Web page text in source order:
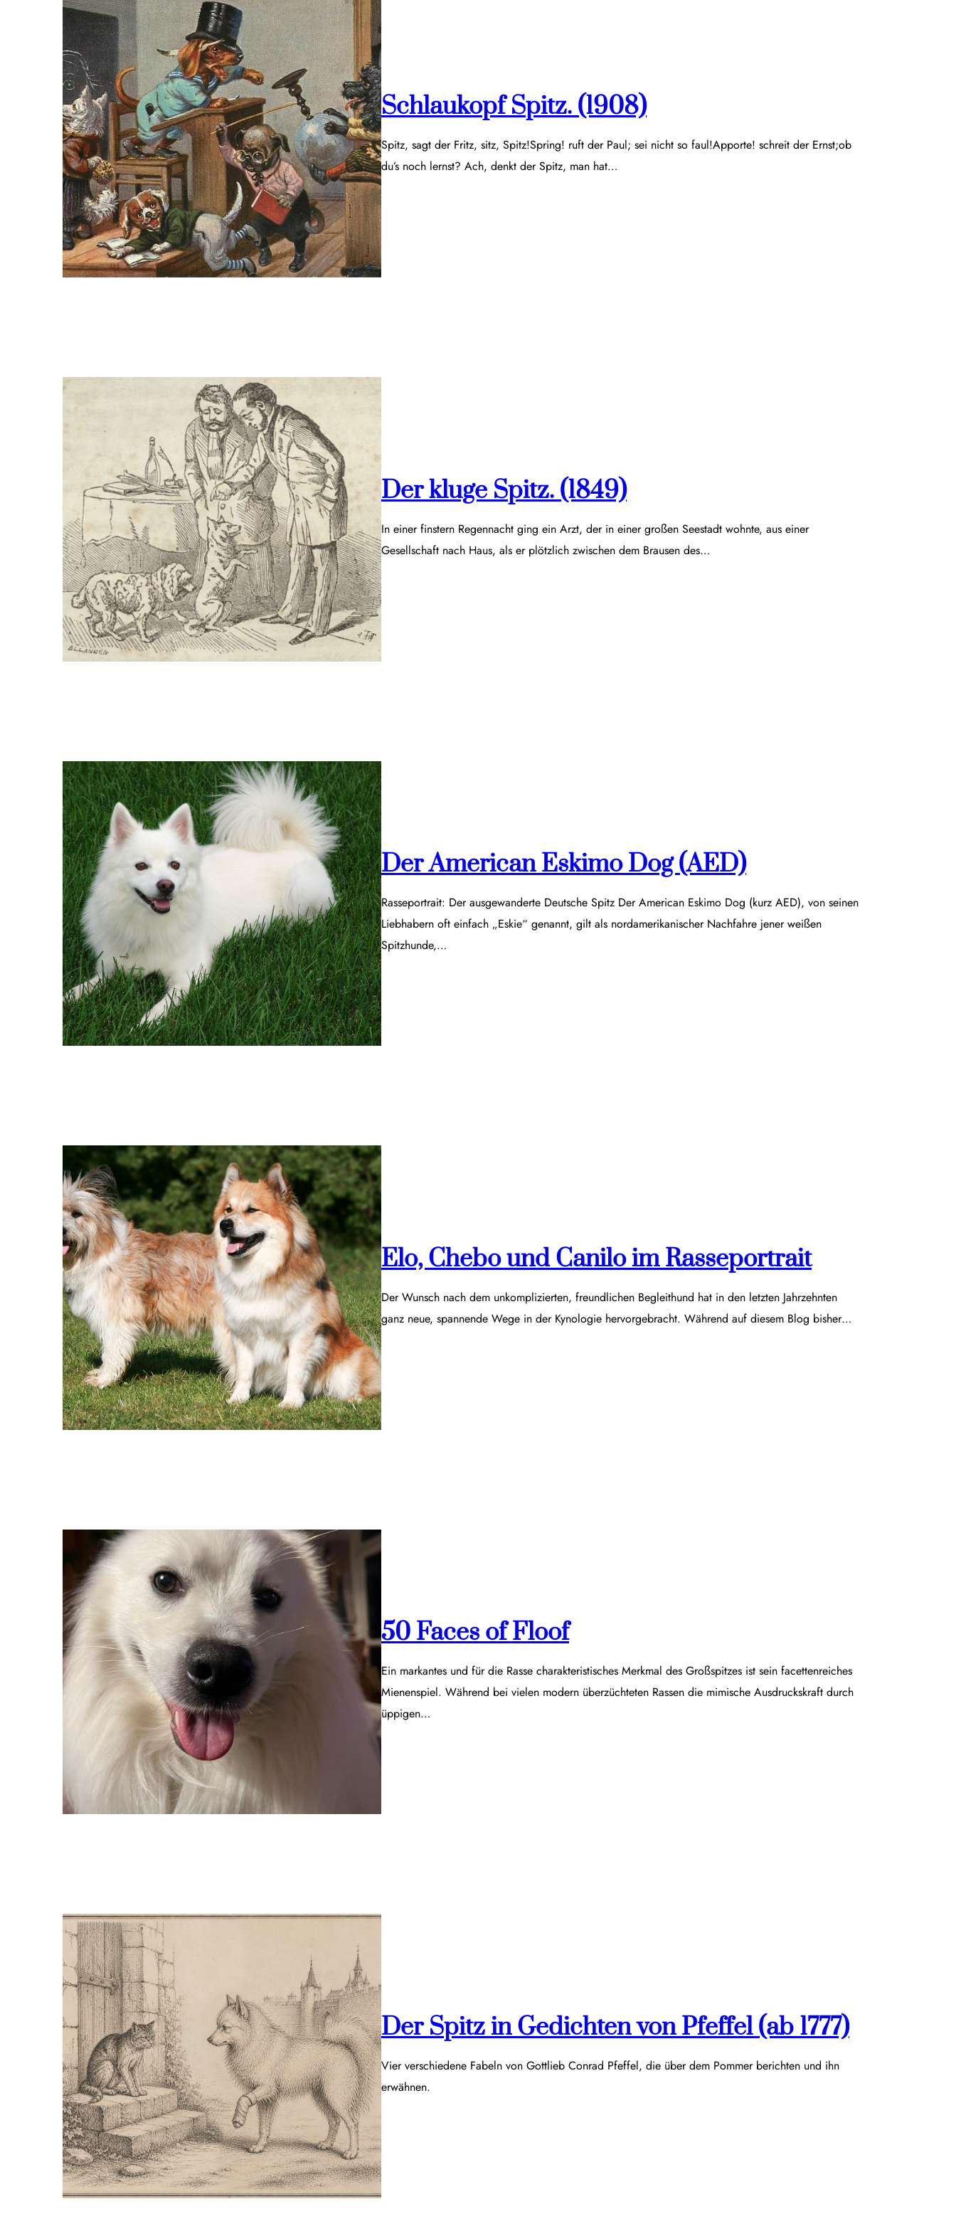
Schlaukopf Spitz. (1908)
Spitz, sagt der Fritz, sitz, Spitz!Spring! ruft der Paul; sei nicht so faul!Apporte! schreit der Ernst;ob
du’s noch lernst? Ach, denkt der Spitz, man hat…
Der kluge Spitz. (1849)
In einer finstern Regennacht ging ein Arzt, der in einer großen Seestadt wohnte, aus einer
Gesellschaft nach Haus, als er plötzlich zwischen dem Brausen des…
Der American Eskimo Dog (AED)
Rasseportrait: Der ausgewanderte Deutsche Spitz Der American Eskimo Dog (kurz AED), von seinen
Liebhabern oft einfach „Eskie“ genannt, gilt als nordamerikanischer Nachfahre jener weißen
Spitzhunde,…
Elo, Chebo und Canilo im Rasseportrait
Der Wunsch nach dem unkomplizierten, freundlichen Begleithund hat in den letzten Jahrzehnten
ganz neue, spannende Wege in der Kynologie hervorgebracht. Während auf diesem Blog bisher…
50 Faces of Floof
Ein markantes und für die Rasse charakteristisches Merkmal des Großspitzes ist sein facettenreiches
Mienenspiel. Während bei vielen modern überzüchteten Rassen die mimische Ausdruckskraft durch
üppigen…
Der Spitz in Gedichten von Pfeffel (ab 1777)
Vier verschiedene Fabeln von Gottlieb Conrad Pfeffel, die über dem Pommer berichten und ihn
erwähnen.